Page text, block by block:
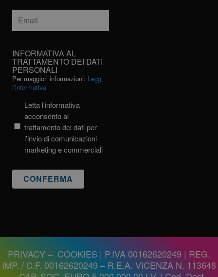
Email
INFORMATIVA
AL
TRATTAMENTO
DEI
DATI
PERSONALI
INFORMATIVA AL
TRATTAMENTO DEI DATI
PERSONALI
Per maggiori informazioni: Leggi
l’informativa
Letta l’informativa
acconsento al
trattamento dei dati per
l’invio di comunicazioni
marketing e commerciali
PRIVACY– COOKIES | P.IVA 00162620249 | REG.
IMP. / C.F. 00162620249 – R.E.A. VICENZA N. 113648